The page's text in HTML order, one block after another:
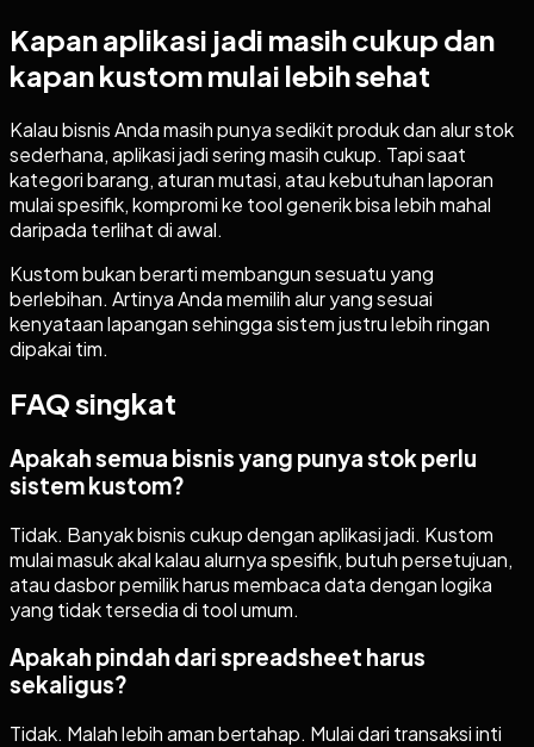
Kapan aplikasi jadi masih cukup dan
kapan kustom mulai lebih sehat
Kalau bisnis Anda masih punya sedikit produk dan alur stok
sederhana, aplikasi jadi sering masih cukup. Tapi saat
kategori barang, aturan mutasi, atau kebutuhan laporan
mulai spesifik, kompromi ke tool generik bisa lebih mahal
daripada terlihat di awal.
Kustom bukan berarti membangun sesuatu yang
berlebihan. Artinya Anda memilih alur yang sesuai
kenyataan lapangan sehingga sistem justru lebih ringan
dipakai tim.
FAQ singkat
Apakah semua bisnis yang punya stok perlu
sistem kustom?
Tidak. Banyak bisnis cukup dengan aplikasi jadi. Kustom
mulai masuk akal kalau alurnya spesifik, butuh persetujuan,
atau dasbor pemilik harus membaca data dengan logika
yang tidak tersedia di tool umum.
Apakah pindah dari spreadsheet harus
sekaligus?
Tidak. Malah lebih aman bertahap. Mulai dari transaksi inti